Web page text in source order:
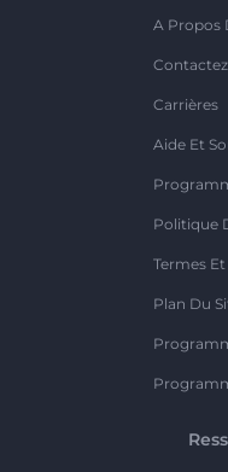
A Propos
Carrières
Aide Et
Politique
Termes
Plan Du